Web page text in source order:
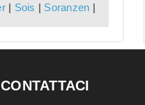
| Sois | Soranzen |
CONTATTACI